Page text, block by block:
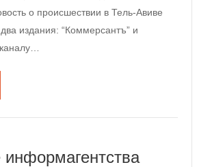
о происшествии в Тель-Авиве
издания: “Коммерсантъ” и
информагентства